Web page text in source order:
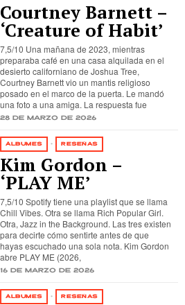
Courtney Barnett –
‘Creature of Habit’
7,5/10 Una mañana de 2023, mientras
preparaba café en una casa alquilada en el
desierto californiano de Joshua Tree,
Courtney Barnett vio un mantis religioso
posado en el marco de la puerta. Le mandó
una foto a una amiga. La respuesta fue
28 de marzo de 2026
ÁLBUMES · RESEÑAS
Kim Gordon –
‘PLAY ME’
7,5/10 Spotify tiene una playlist que se llama
Chill Vibes. Otra se llama Rich Popular Girl.
Otra, Jazz in the Background. Las tres existen
para decirte cómo sentirte antes de que
hayas escuchado una sola nota. Kim Gordon
abre PLAY ME (2026,
16 de marzo de 2026
ÁLBUMES · RESEÑAS